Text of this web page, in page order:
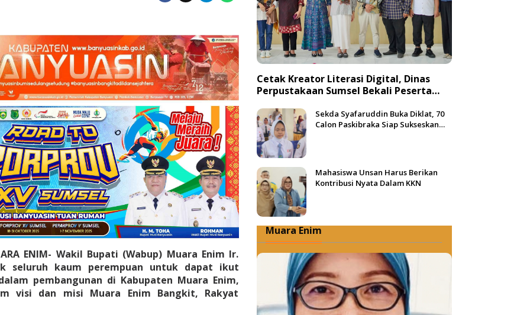
ENIM- Wakil Bupati (Wabup) Muara Enim Ir.
seluruh kaum perempuan untuk dapat ikut
pembangunan di Kabupaten Muara Enim,
visi dan misi Muara Enim Bangkit, Rakyat
Cetak Kreator Literasi Digital, Dinas
Perpustakaan Sumsel Bekali Peserta
Sekda Syafaruddin Buka Diklat, 70
Calon Paskibraka Siap Sukseskan
Mahasiswa Unsan Harus Berikan
Kontribusi Nyata Dalam KKN
Muara Enim